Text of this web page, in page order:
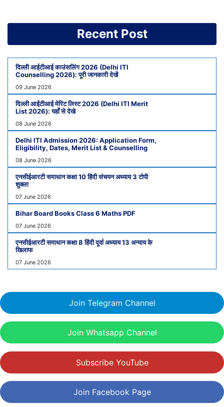
Recent Post
दिल्ली आईटीआई काउंसलिंग 2026 (Delhi ITI
Counselling 2026): पूरी जानकारी देखें
09 June 2026
दिल्ली आईटीआई मेरिट लिस्ट 2026 (Delhi ITI Merit
List 2026): यहाँ से देखे
08 June 2026
Delhi ITI Admission 2026: Application Form,
Eligibility, Dates, Merit List & Counselling
08 June 2026
एनसीईआरटी समाधान कक्षा 10 हिंदी संचयन अध्याय 3 टोपी
शुक्ला
07 June 2026
Bihar Board Books Class 6 Maths PDF
07 June 2026
एनसीईआरटी समाधान कक्षा 8 हिंदी दूर्वा अध्याय 13 अन्याय के
खिलाफ
07 June 2026
Join Telegram Channel
Join Whatsapp Channel
Subscribe YouTube
Join Facebook Page